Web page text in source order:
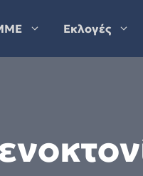
Εκλογές